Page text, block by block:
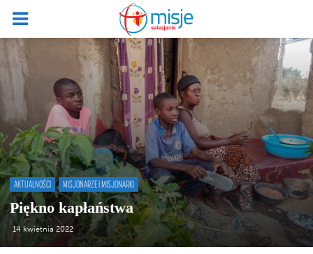
AKTUALNOŚCI MISJONARZE I MISJONARKI
Piękno kapłaństwa
14 kwietnia 2022